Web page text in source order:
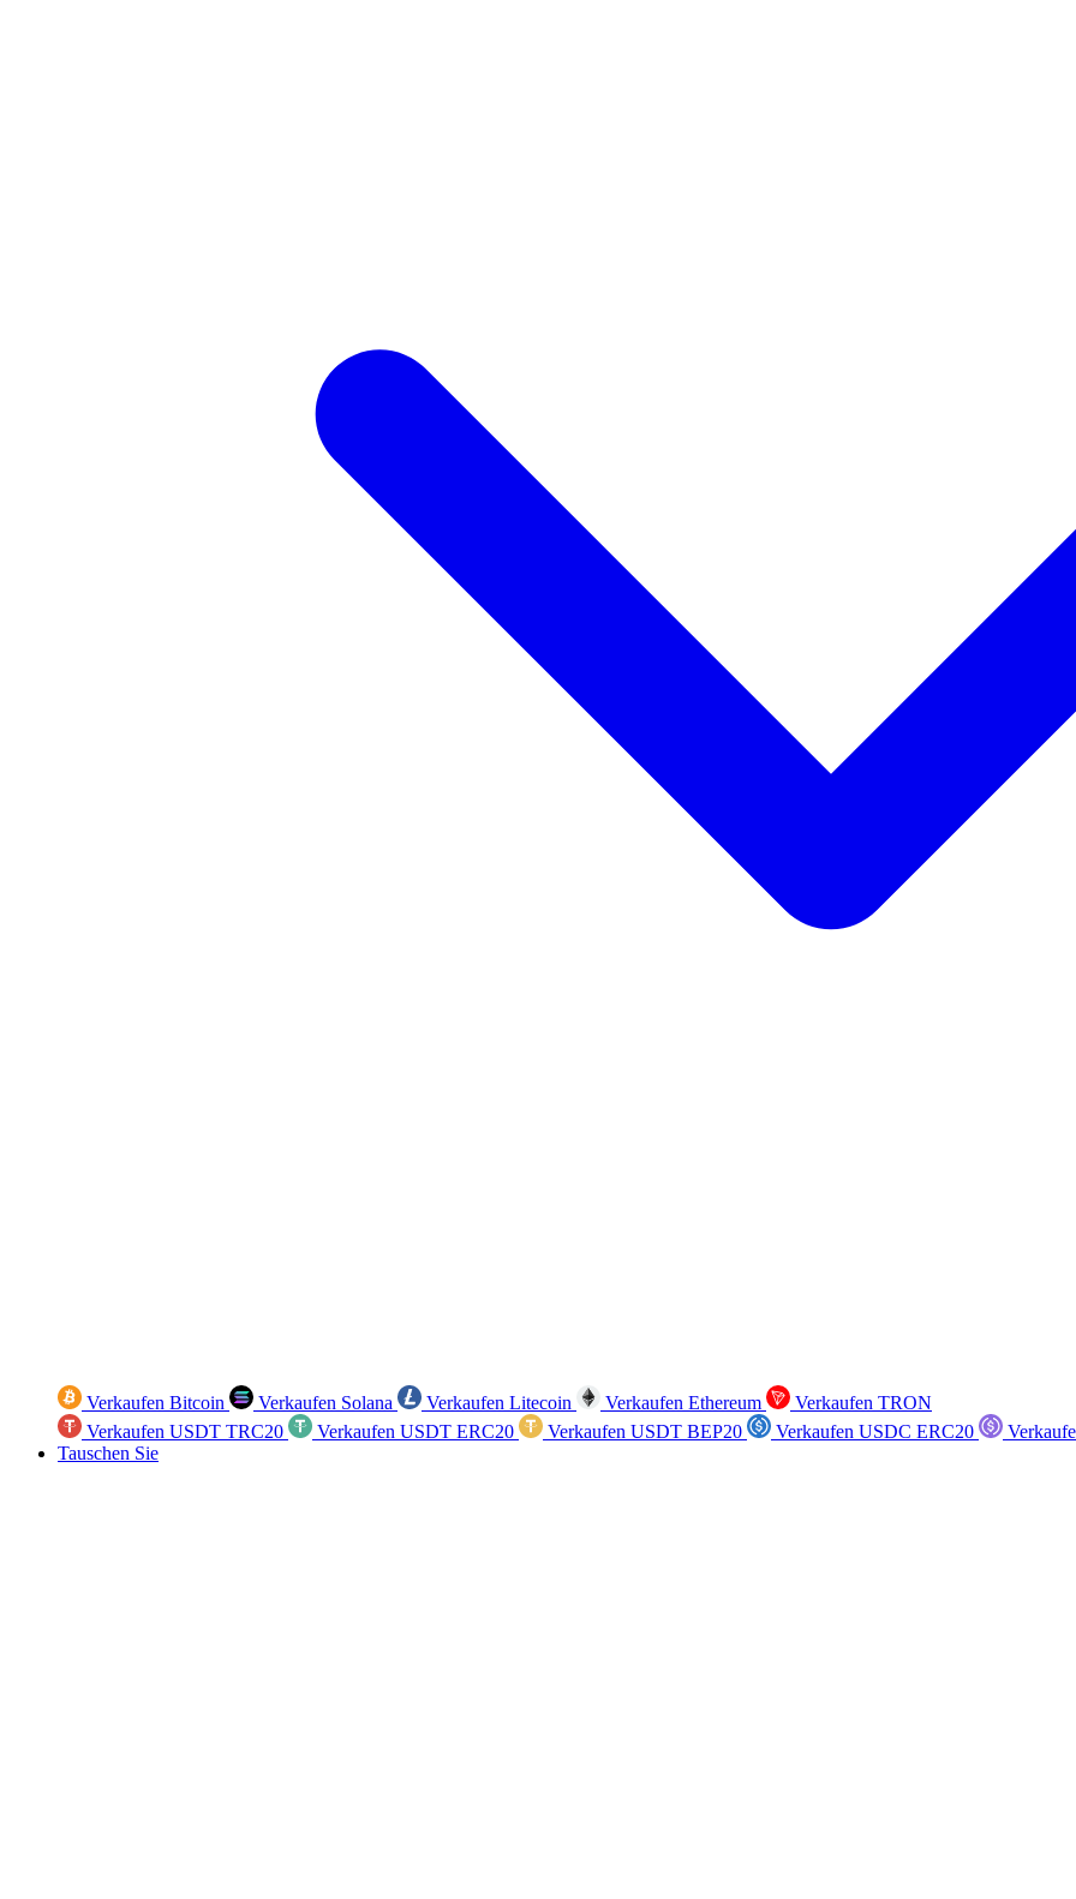
Verkaufen Bitcoin Verkaufen Solana Verkaufen Litecoin Verkaufen Ethereum
Verkaufen TRON
Verkaufen USDT TRC20
Verkaufen USDT ERC20 Verkaufen USDT BEP20 Verkaufen USDC ERC20
Tauschen Sie